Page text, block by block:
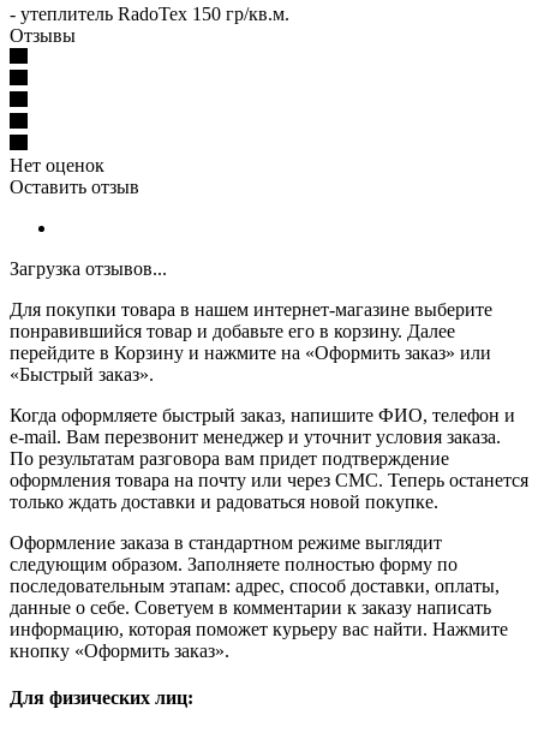
- утеплитель RadoTex 150 гр/кв.м.
Отзывы
Нет оценок
Оставить отзыв
Загрузка отзывов...
Для покупки товара в нашем интернет-магазине выберите
понравившийся товар и добавьте его в корзину. Далее
перейдите в Корзину и нажмите на «Оформить заказ» или
«Быстрый заказ».
Когда оформляете быстрый заказ, напишите ФИО, телефон и
e-mail. Вам перезвонит менеджер и уточнит условия заказа.
По результатам разговора вам придет подтверждение
оформления товара на почту или через СМС. Теперь останется
только ждать доставки и радоваться новой покупке.
Оформление заказа в стандартном режиме выглядит
следующим образом. Заполняете полностью форму по
последовательным этапам: адрес, способ доставки, оплаты,
данные о себе. Советуем в комментарии к заказу написать
информацию, которая поможет курьеру вас найти. Нажмите
кнопку «Оформить заказ».
Для физических лиц: